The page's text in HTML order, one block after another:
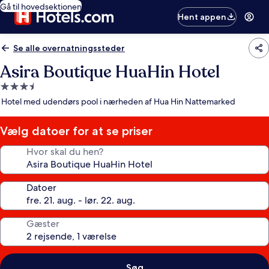
Gå til hovedsektionen
Hent appen
Se alle overnatningssteder
Asira Boutique HuaHin Hotel
3.5-
stjernet
Hotel med udendørs pool i nærheden af Hua Hin Nattemarked
Vælg datoer for at se priser
Hvor skal du hen?
Datoer
Gæster